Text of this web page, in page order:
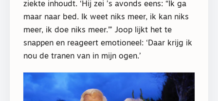
ziekte inhoudt. ‘Hij zei ’s avonds eens: “Ik ga
maar naar bed. Ik weet niks meer, ik kan niks
meer, ik doe niks meer.”’ Joop lijkt het te
snappen en reageert emotioneel: ‘Daar krijg ik
nou de tranen van in mijn ogen.’